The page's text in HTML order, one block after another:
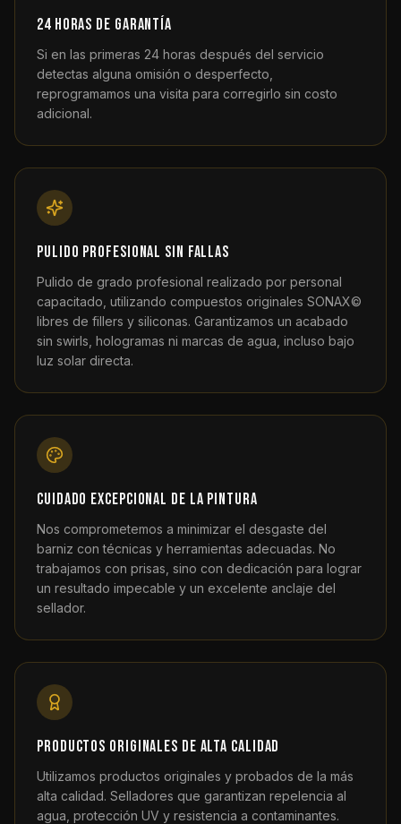
24 horas de garantía
Si en las primeras 24 horas después del servicio
detectas alguna omisión o desperfecto,
reprogramamos una visita para corregirlo sin costo
adicional.
Pulido profesional sin fallas
Pulido de grado profesional realizado por personal
capacitado, utilizando compuestos originales SONAX©
libres de fillers y siliconas. Garantizamos un acabado
sin swirls, hologramas ni marcas de agua, incluso bajo
luz solar directa.
Cuidado excepcional de la pintura
Nos comprometemos a minimizar el desgaste del
barniz con técnicas y herramientas adecuadas. No
trabajamos con prisas, sino con dedicación para lograr
un resultado impecable y un excelente anclaje del
sellador.
Productos originales de alta calidad
Utilizamos productos originales y probados de la más
alta calidad. Selladores que garantizan repelencia al
agua, protección UV y resistencia a contaminantes.